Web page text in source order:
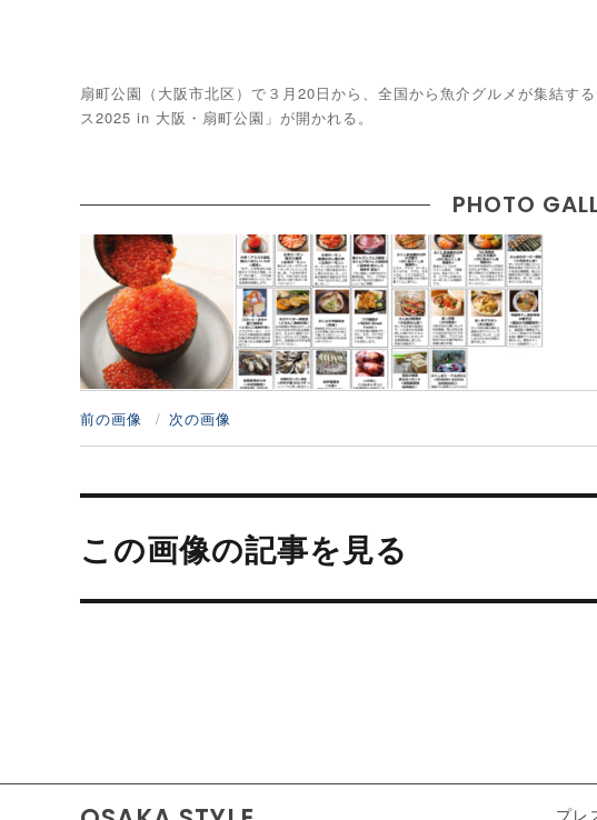
扇町公園（大阪市北区）で３月20日から、全国から魚介グルメが集結
ス2025 in 大阪・扇町公園」が開かれる。
PHOTO
前の画像 次の画像
投
ナ
ビ
ー
この画像の記事を見る
プレ